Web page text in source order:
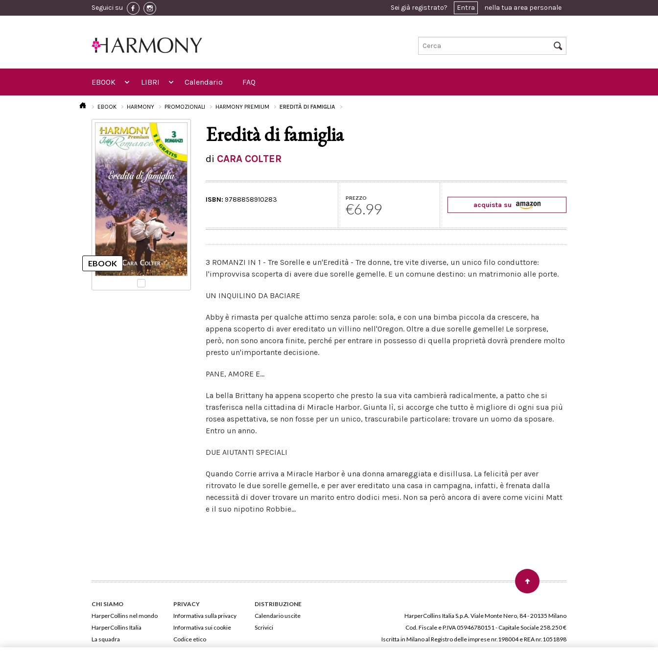
Seguici su Sei già registrato? Entra nella tua area personale
EBOOK LIBRI Calendario FAQ
EBOOK HARMONY PROMOZIONALI HARMONY PREMIUM EREDITÀ DI FAMIGLIA
Eredità di famiglia
di CARA COLTER
ISBN: 9788858910283 PREZZO
€6.99 acquista su
3 ROMANZI IN 1 - Tre Sorelle e un'Eredità - Tre donne, tre vite diverse, un unico filo conduttore:
l'improvvisa scoperta di avere due sorelle gemelle. E un comune destino: un matrimonio alle porte.
UN INQUILINO DA BACIARE
Abby è rimasta per qualche attimo senza parole: sola, e con una bimba piccola da crescere, ha
appena scoperto di aver ereditato un villino nell'Oregon. Oltre a due sorelle gemelle! Le sorprese,
però, non sono ancora finite, perché per entrare in possesso di quella proprietà dovrà prendere molto
presto un'importante decisione.
PANE, AMORE E...
La bella Brittany ha appena scoperto che presto la sua vita cambierà radicalmente, a patto che si
trasferisca nella cittadina di Miracle Harbor. Giunta lì, si accorge che tutto è migliore di ogni sua più
rosea aspettativa, se non fosse per un unico, trascurabile particolare: trovare un uomo da sposare.
Entro un anno.
DUE AIUTANTI SPECIALI
Quando Corrie arriva a Miracle Harbor è una donna amareggiata e disillusa. La felicità per aver
ritrovato le due sorelle gemelle, e per aver ereditato una casa in campagna, infatti, è frenata dalla
necessità di dover trovare un marito entro dodici mesi. Non sa però ancora di avere come vicini Matt
e il suo nipotino Robbie...
CHI SIAMO
HarperCollins nel mondo
HarperCollins Italia
La squadra
PRIVACY
Informativa sulla privacy
Informativa sui cookie
Codice etico
DISTRIBUZIONE
Calendario uscite
Scrivici
HarperCollins Italia S.p.A. Viale Monte Nero, 84 - 20135 Milano
Cod. Fiscale e P.IVA 05946780151 - Capitale Sociale 258.250 €
Iscritta in Milano al Registro delle imprese nr.198004 e REA nr.1051898